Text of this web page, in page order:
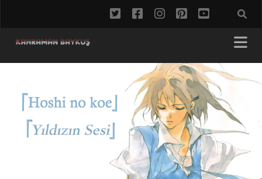
twitterfacebookinstagram
pinterest
youtube